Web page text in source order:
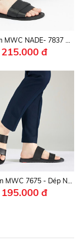
Dép nam MWC NADE- 7837 Dép Nam Quai Ngang Phối Quai Da Ngang Cách Điệu ,Dép Nam Kiểu Dáng Thời Trang
215.000 đ
Dép Nam MWC 7675 - Dép Nam 2 Quai Ngang Siêu Bền Đẹp, Dép Nam Đế Bằng Đơn Giản, Cá Tính, Trẻ Trung.
195.000 đ